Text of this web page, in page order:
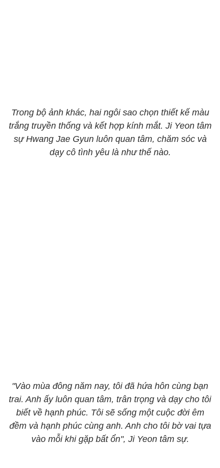
Trong bộ ảnh khác, hai ngôi sao chọn thiết kế màu
trắng truyền thống và kết hợp kính mắt. Ji Yeon tâm
sự Hwang Jae Gyun luôn quan tâm, chăm sóc và
dạy cô tình yêu là như thế nào.
"Vào mùa đông năm nay, tôi đã hứa hôn cùng bạn
trai. Anh ấy luôn quan tâm, trân trọng và dạy cho tôi
biết về hạnh phúc. Tôi sẽ sống một cuộc đời êm
đềm và hạnh phúc cùng anh. Anh cho tôi bờ vai tựa
vào mỗi khi gặp bất ổn", Ji Yeon tâm sự.